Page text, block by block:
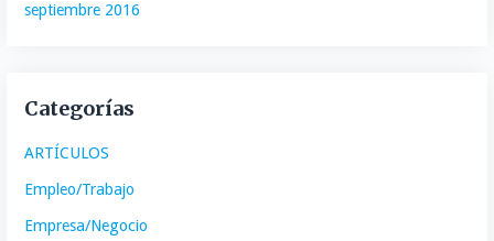
septiembre 2016
Categorías
ARTÍCULOS
Empleo/Trabajo
Empresa/Negocio